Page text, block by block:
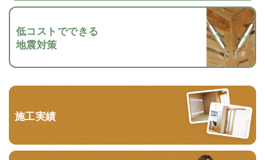
低コストでできる
地震対策
施工実績